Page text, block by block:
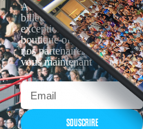
Actualités, nouveautés,
billetterie, remises
exceptionnelles dans la
boutique officielles & chez
nos partenaires… Inscrivez-
vous maintenant
SOUSCRIRE